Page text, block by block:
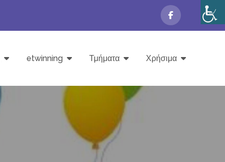
etwinning Τμήματα Χρήσιμα